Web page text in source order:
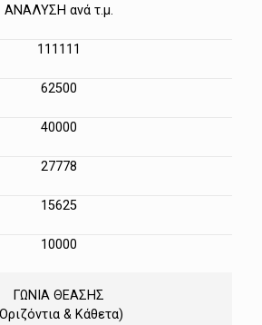
ΑΝΑΛΥΣΗ ανά τ.μ.
111111
62500
40000
27778
15625
10000
ΓΩΝΙΑ ΘΕΑΣΗΣ
& Κάθετα)